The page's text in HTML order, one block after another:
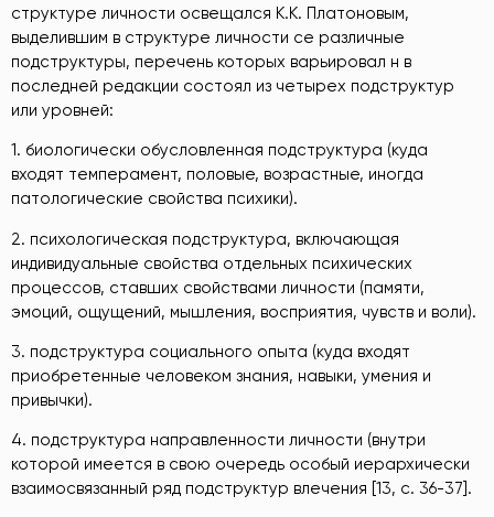
структуре личности освещался К.К. Платоновым,
выделившим в структуре личности се различные
подструктуры, перечень которых варьировал н в
последней редакции состоял из четырех подструктур
или уровней:
1. биологически обусловленная подструктура (куда
входят темперамент, половые, возрастные, иногда
патологические свойства психики).
2. психологическая подструктура, включающая
индивидуальные свойства отдельных психических
процессов, ставших свойствами личности (памяти,
эмоций, ощущений, мышления, восприятия, чувств и воли).
3. подструктура социального опыта (куда входят
приобретенные человеком знания, навыки, умения и
привычки).
4. подструктура направленности личности (внутри
которой имеется в свою очередь особый иерархически
взаимосвязанный ряд подструктур влечения [13, с. 36-37].